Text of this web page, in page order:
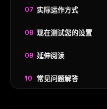
实际运作方式
现在测试您的设置
延伸阅读
常见问题解答